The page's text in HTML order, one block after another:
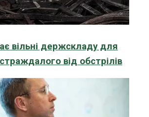
вільні держскладу для
від обстрілів